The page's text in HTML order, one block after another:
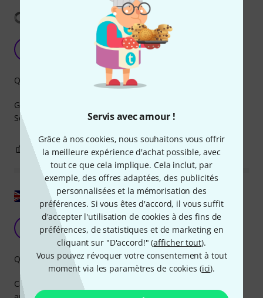
Servis avec amour !
Grâce à nos cookies, nous souhaitons vous offrir
la meilleure expérience d'achat possible, avec
tout ce que cela implique. Cela inclut, par
exemple, des offres adaptées, des publicités
personnalisées et la mémorisation des
préférences. Si vous êtes d'accord, il vous suffit
d'accepter l'utilisation de cookies à des fins de
préférences, de statistiques et de marketing en
cliquant sur "D'accord!" (afficher tout).
Vous pouvez révoquer votre consentement à tout
moment via les paramètres de cookies (ici).
Afficher la traduction
kk.media 21.03.2023
Gut gebautes SDI Kabel ohne Probleme.
Sehr gute haptik und kein billiges kleines Kabel.
Qualité de fabrication
0 0 SIGNALER L'ÉVALUATION
Afficher l'original
Bonne qualité
headomusic 21.07.2020
Câble BNC de bonne qualité, l'utilisant de mon interface
Qualité de fabrication